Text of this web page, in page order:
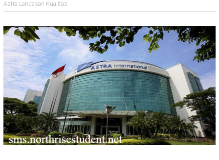
Astra Landasan Kualitas